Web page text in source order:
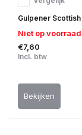
Gulpener
Niet op voorraad
€7,60
Incl. btw
Bekijken